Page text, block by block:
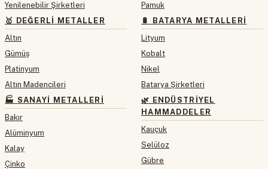
Yenilenebilir Şirketleri
🥇 DEĞERLI METALLER
Altın
Gümüş
Platinyum
Altın Madencileri
🏭 SANAYI METALLERI
Bakır
Alüminyum
Kalay
Çinko
Pamuk
🔋 BATARYA METALLERI
Lityum
Kobalt
Nikel
Batarya Şirketleri
🌿 ENDÜSTRIYEL
HAMMADDELER
Kauçuk
Selüloz
Gübre